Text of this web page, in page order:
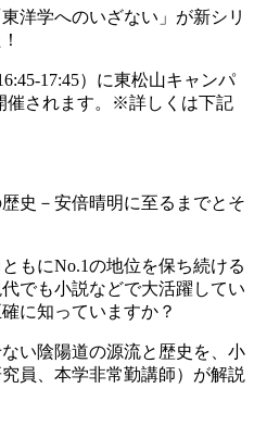
洋学へのいざない」が新シリ
17:45）に東松山キャンパ
催されます。※詳しくは下記
史－安倍晴明に至るまでとそ
もにNo.1の地位を保ち続ける
でも小説などで大活躍してい
に知っていますか？
い陰陽道の源流と歴史を、小
員、本学非常勤講師）が解説